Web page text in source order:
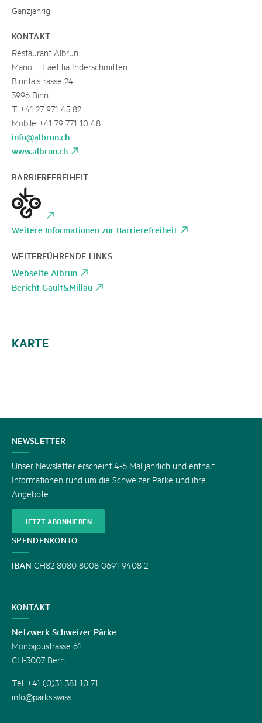
Ganzjährig
KONTAKT
Restaurant Albrun
Mario + Laetitia Inderschmitten
Binntalstrasse 24
3996 Binn
T +41 27 971 45 82
Mobile +41 79 771 10 48
info@albrun.ch
www.albrun.ch
BARRIEREFREIHEIT
Weitere Informationen zur Barrierefreiheit
WEITERFÜHRENDE LINKS
Webseite Albrun
Bericht Gault&Millau
KARTE
KONTAKT
NEWSLETTER
Unser Newsletter erscheint 4-6 Mal jährlich und enthält
Informationen rund um die Schweizer Pärke und ihre
Angebote.
JETZT ABONNIEREN
SPENDENKONTO
IBAN CH82 8080 8008 0691 9408 2
KONTAKT
Netzwerk Schweizer Pärke
Monbijoustrasse 61
CH-3007 Bern
Tel. +41 (0)31 381 10 71
info@parks.swiss